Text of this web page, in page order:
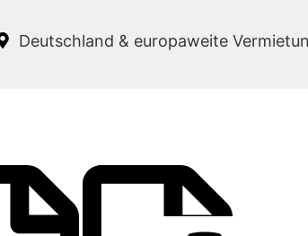
Deutschland & europaweite